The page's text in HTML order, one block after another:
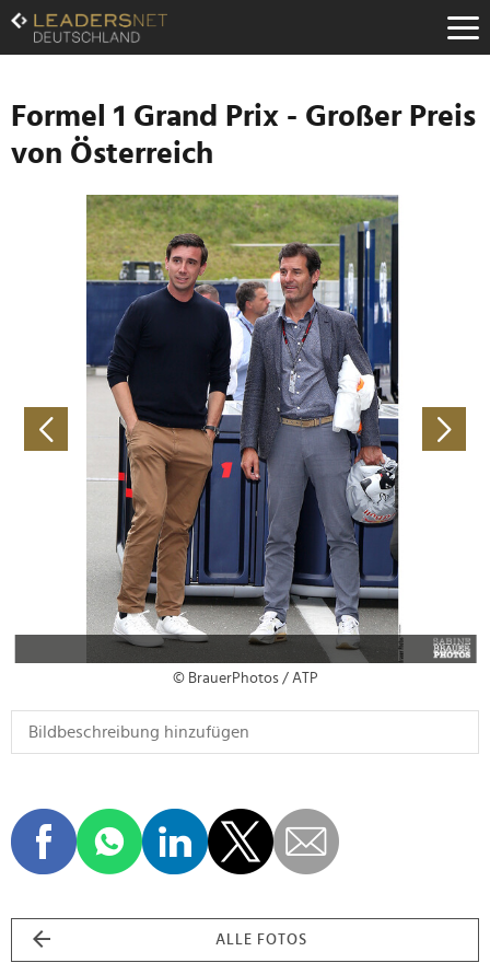
Zum
Inhalt
Zur
Navigation
Zur
Hauptnavigation
Formel 1 Grand Prix - Großer Preis
von Österreich
© BrauerPhotos / ATP
ALLE FOTOS